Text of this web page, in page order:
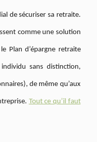
de sécuriser sa retraite.
comme une solution
Plan d’épargne retraite
sans distinction,
de même qu’aux
Tout ce qu’il faut